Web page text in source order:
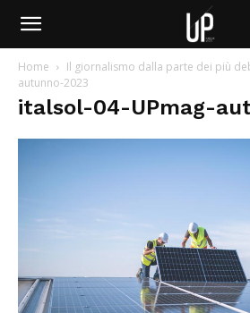
Home Il giornalismo dalla parte dei più
autunno-2023
italsol-04-UPmag-